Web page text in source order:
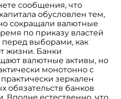
сообщения, что
обусловлен тем,
сокращали валютные
по приказу властей
выборами, как
жизни. Банки
валютные активы, но
монотонно с
зеркален
обязательств банков